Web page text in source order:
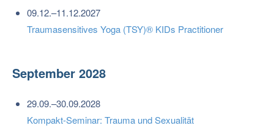
09.12.–11.12.2027
Traumasensitives Yoga (TSY)® KIDs Practitioner
September 2028
29.09.–30.09.2028
Kompakt-Seminar: Trauma und Sexualität